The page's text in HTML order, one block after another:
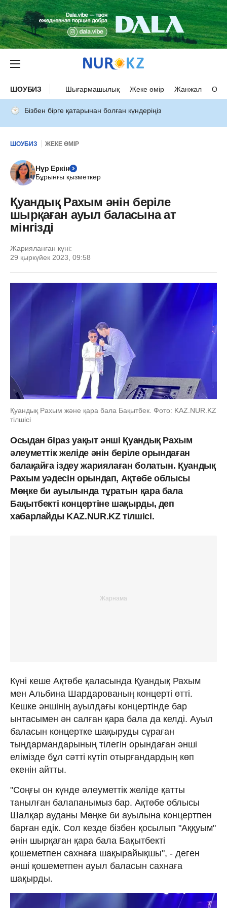
ШОУБИЗ Шығармашылық Жеке өмір Жанжал
Бізбен бірге қатарынан болған күндеріңіз
ШОУБИЗ ЖЕКЕ ӨМІР
Нұр Еркін
Бұрынғы қызметкер
Қуандық Рахым әнін беріле
шырқаған ауыл баласына ат
мінгізді
Жарияланған күні:
29 қыркүйек 2023, 09:58
Қуандық Рахым және қара бала Бақытбек. Фото: KAZ.NUR.KZ
тілшісі
Осыдан біраз уақыт әнші Қуандық Рахым
әлеуметтік желіде әнін беріле орындаған
балақайға іздеу жариялаған болатын. Қуандық
Рахым уәдесін орындап, Ақтөбе облысы
Мөңке би ауылында тұратын қара бала
Бақытбекті концертіне шақырды, деп
хабарлайды KAZ.NUR.KZ тілшісі.
Күні кеше Ақтөбе қаласында Қуандық Рахым
мен Альбина Шардарованың концерті өтті.
Кешке әншінің ауылдағы концертінде бар
ынтасымен ән салған қара бала да келді. Ауыл
баласын концертке шақыруды сұраған
тыңдармандарының тілегін орындаған әнші
елімізде бұл сәтті күтіп отырғандардың көп
екенін айтты.
"Соңғы он күнде әлеуметтік желіде қатты
танылған балапанымыз бар. Ақтөбе облысы
Шалқар ауданы Мөңке би ауылына концертпен
барған едік. Сол кезде бізбен қосылып "Аққуым"
әнін шырқаған қара бала Бақытбекті
қошеметпен сахнаға шақырайықшы", - деген
әнші қошеметпен ауыл баласын сахнаға
шақырды.